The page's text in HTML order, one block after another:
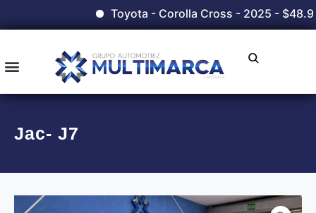
Toyota - Corolla Cross - 2025 -
Jac- J7